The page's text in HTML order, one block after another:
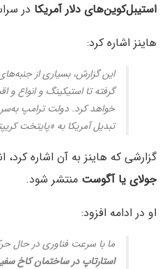
استیبل‌کوین‌های دلار آمریکا در
هاینز اشاره کرد:
این گزارش، بسیاری از
گرفته تا استیکینگ و انواع و
خواهد کرد. دولت ترامپ
تبدیل آمریکا به «پایتخت
گزارشی که هاینز به آن اشاره کرد،
جولای یا آگوست منتشر شود.
او در ادامه افزود:
ما با سرعت فناوری در حال
استارتاپ در ساختمان کاخ